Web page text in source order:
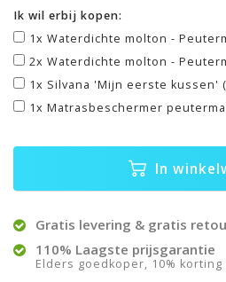
Ik wil erbij kopen:
1x Waterdichte molton -
2x Waterdichte molton -
1x Silvana 'Mijn eerste kussen'
1x Matrasbeschermer
In
Gratis levering & gratis
110% Laagste prijsgarantie
Elders goedkoper, 10%